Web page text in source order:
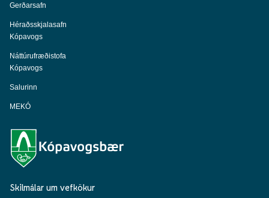
Gerðarsafn
Héraðsskjalasafn
Kópavogs
Náttúrufræðistofa
Kópavogs
Salurinn
MEKÓ
Skilmálar um vefkökur